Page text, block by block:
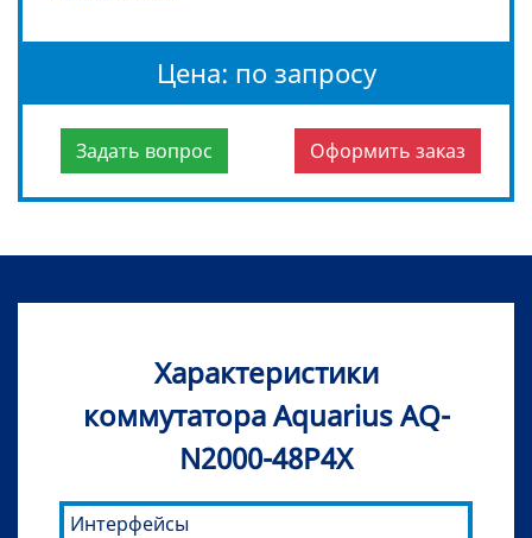
Цена: по запросу
Задать вопрос Оформить заказ
Характеристики
коммутатора Aquarius AQ-
N2000-48P4X
Интерфейсы